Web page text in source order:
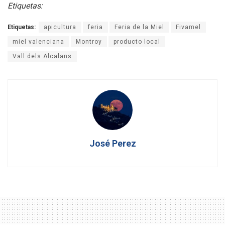
Etiquetas:
Etiquetas: apicultura feria Feria de la Miel Fivamel
miel valenciana Montroy producto local
Vall dels Alcalans
José Perez